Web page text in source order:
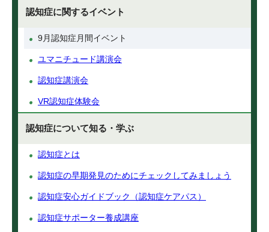
認知症に関するイベント
9月認知症月間イベント
ユマニチュード講演会
認知症講演会
VR認知症体験会
認知症について知る・学ぶ
認知症とは
認知症の早期発見のためにチェックしてみましょう
認知症安心ガイドブック（認知症ケアパス）
認知症サポーター養成講座